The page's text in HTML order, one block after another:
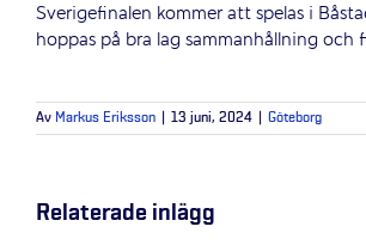
Sverigefinalen kommer att spelas i
hoppas på bra lag sammanhållning och
Av Markus Eriksson 13 juni, 2024 Göteborg
Relaterade inlägg